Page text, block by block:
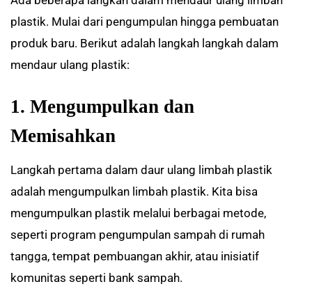
plastik. Mulai dari pengumpulan hingga pembuatan
produk baru. Berikut adalah langkah langkah dalam
mendaur ulang plastik:
1. Mengumpulkan dan
Memisahkan
Langkah pertama dalam daur ulang limbah plastik
adalah mengumpulkan limbah plastik. Kita bisa
mengumpulkan plastik melalui berbagai metode,
seperti program pengumpulan sampah di rumah
tangga, tempat pembuangan akhir, atau inisiatif
komunitas seperti bank sampah.